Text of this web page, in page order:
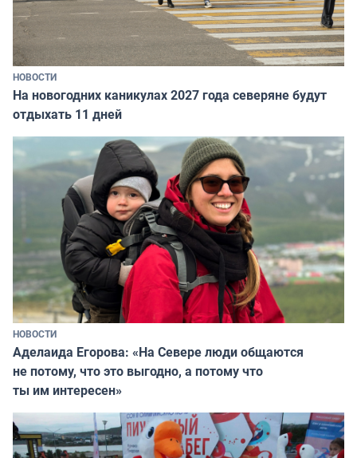
НОВОСТИ
На новогодних каникулах 2027 года северяне будут
отдыхать 11 дней
НОВОСТИ
Аделаида Егорова: «На Севере люди общаются
не потому, что это выгодно, а потому что
ты им интересен»